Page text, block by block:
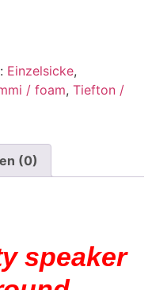
Einzelsicke,
/ foam, Tiefton /
(0)
speaker